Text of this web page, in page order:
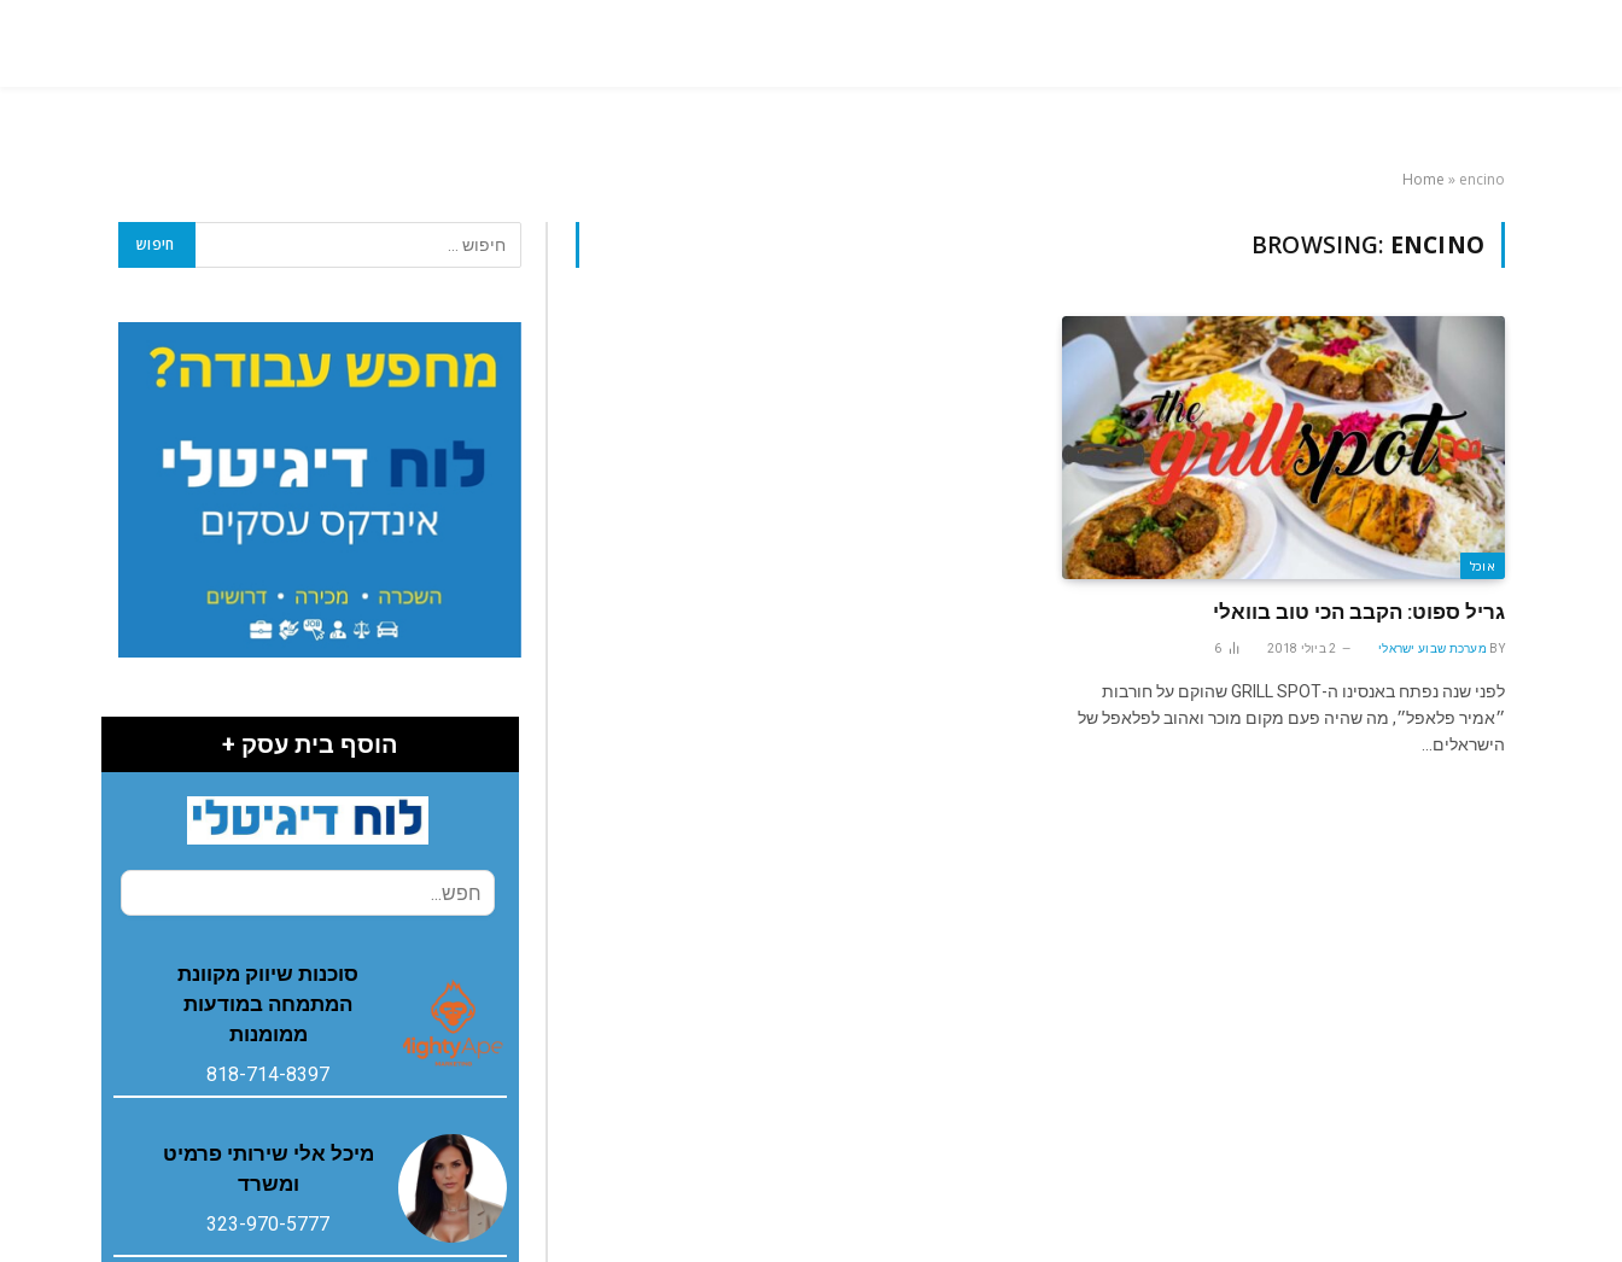
Home » encino
BROWSING: ENCINO
אוכל
גריל ספוט: הקבב הכי טוב בוואלי
BY מערכת שבוע ישראלי 2 ביולי 2018 6
לפני שנה נפתח באנסינו ה-GRILL SPOT שהוקם על חורבות
״אמיר פלאפל״, מה שהיה פעם מקום מוכר ואהוב לפלאפל של
הישראלים…
הוסף בית עסק +
סוכנות שיווק מקוונת
המתמחה במודעות
ממומנות
818-714-8397
מיכל אלי שירותי פרמיט
ומשרד
323-970-5777